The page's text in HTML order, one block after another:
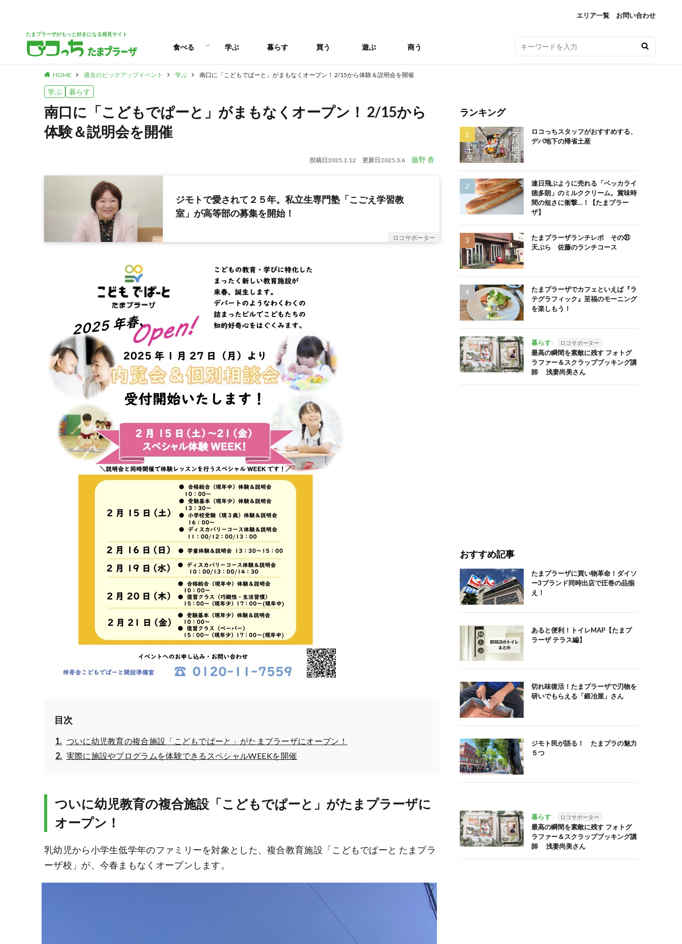
エリア一覧 お問い合わせ
たまプラーザがもっと好きになる発見サイト
食べる
パン
スイーツ
ランチ
カフェ
学ぶ 暮らす 買う 遊ぶ 商う
HOME 過去のピックアップイベント 学ぶ 南口に「こどもでぱーと」がまもなくオープン！ 2/15から体験＆説明会を開催
学ぶ 暮らす
南口に「こどもでぱーと」がまもなくオープン！ 2/15から
体験＆説明会を開催
投稿日2025.2.12 更新日2025.3.6 藤野 香
ジモトで愛されて２５年。私立生専門塾「こごえ学習教
室」が高等部の募集を開始！
ロコサポーター
目次
ついに幼児教育の複合施設「こどもでぱーと」がたまプラーザにオープン！
実際に施設やプログラムを体験できるスペシャルWEEKを開催
ついに幼児教育の複合施設「こどもでぱーと」がたまプラーザに
オープン！
乳幼児から小学生低学年のファミリーを対象とした、複合教育施設「こどもでぱーと たまプラ
ーザ校」が、今春まもなくオープンします。
ランキング
ロコっちスタッフがおすすめする、
デパ地下の帰省土産
連日飛ぶように売れる「ベッカライ
徳多朗」のミルククリーム。賞味時
間の短さに衝撃…！【たまプラー
ザ】
たまプラーザランチレポ その㉛
天ぷら 佐藤のランチコース
たまプラーザでカフェといえば『ラ
テグラフィック』至福のモーニング
を楽しもう！
暮らす ロコサポーター
最高の瞬間を素敵に残す フォトグ
ラファー＆スクラップブッキング講
師 浅妻尚美さん
おすすめ記事
たまプラーザに買い物革命！ダイソ
ー3ブランド同時出店で圧巻の品揃
え！
あると便利！トイレMAP【たまプ
ラーザ テラス編】
切れ味復活！たまプラーザで刃物を
研いでもらえる「鍛冶屋」さん
ジモト民が語る！ たまプラの魅力
５つ
暮らす ロコサポーター
最高の瞬間を素敵に残す フォトグ
ラファー＆スクラップブッキング講
師 浅妻尚美さん